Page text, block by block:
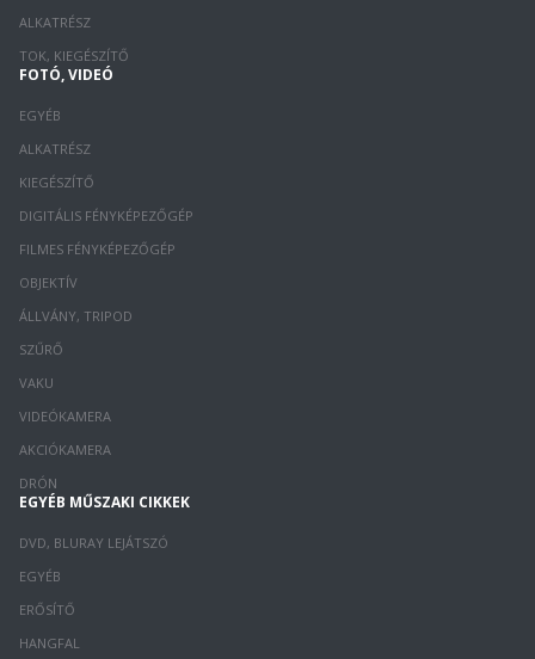
ALKATRÉSZ
TOK, KIEGÉSZÍTŐ
FOTÓ, VIDEÓ
EGYÉB
ALKATRÉSZ
KIEGÉSZÍTŐ
DIGITÁLIS FÉNYKÉPEZŐGÉP
FILMES FÉNYKÉPEZŐGÉP
OBJEKTÍV
ÁLLVÁNY, TRIPOD
SZŰRŐ
VAKU
VIDEÓKAMERA
AKCIÓKAMERA
DRÓN
EGYÉB MŰSZAKI CIKKEK
DVD, BLURAY LEJÁTSZÓ
EGYÉB
ERŐSÍTŐ
HANGFAL